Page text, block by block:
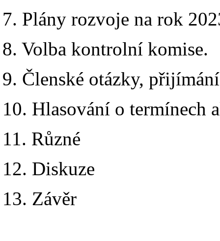
7. Plány rozvoje na rok
8. Volba kontrolní komise.
9. Členské otázky,
10. Hlasování o termínech
11. Různé
12. Diskuze
13. Závěr